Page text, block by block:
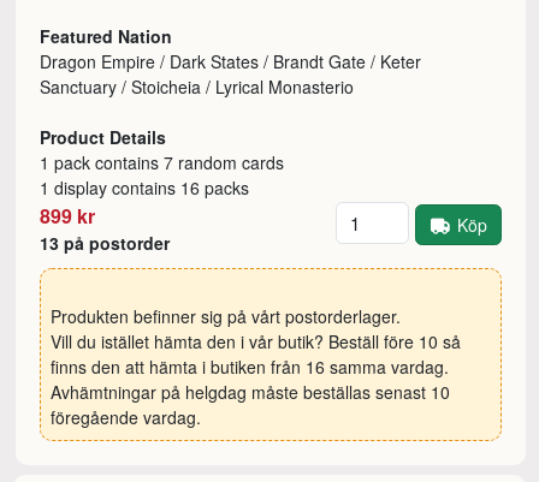
Featured Nation
Dragon Empire / Dark States / Brandt Gate / Keter
Sanctuary / Stoicheia / Lyrical Monasterio
Product Details
1 pack contains 7 random cards
1 display contains 16 packs
899 kr
13 på postorder
Antal Köp
Produkten befinner sig på vårt postorderlager.
Vill du istället hämta den i vår butik? Beställ före 10 så
finns den att hämta i butiken från 16 samma vardag.
Avhämtningar på helgdag måste beställas senast 10
föregående vardag.